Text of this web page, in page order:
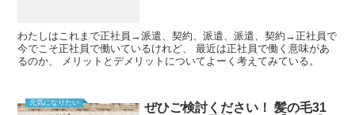
わたしはこれまで正社員→派遣、契約、派遣、派遣、契約→正社員で
今でこそ正社員で働いているけれど、 最近は正社員で働く意味があ
るのか、 メリットとデメリットについてよーく考えてみている。
元気になりたい
ぜひご検討ください！ 髪の毛31